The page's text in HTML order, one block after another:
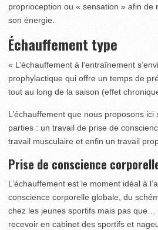
proprioception ou « sensation » afin de
son énergie.
Échauffement type
« L’échauffement à l’entraînement
prophylactique qui offre un temps de
tout au long de la saison (effet
L’échauffement que nous proposons
parties : un travail de prise de
travail musculaire et enfin un travail
Prise de conscience
L’échauffement est le moment idéal à
conscience corporelle globale, du
chez les jeunes sportifs mais pas
recevoir en cabinet des sportifs et